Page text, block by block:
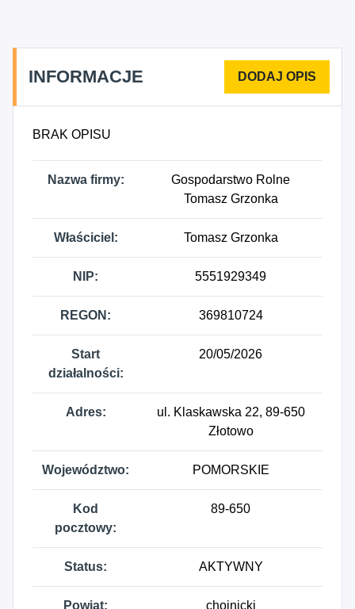
INFORMACJE
BRAK OPISU
Nazwa firmy:
Gospodarstwo Rolne
Tomasz Grzonka
Właściciel: Tomasz Grzonka
NIP: 5551929349
REGON: 369810724
Start
działalności:
20/05/2026
Adres:
ul. Klaskawska 22, 89-650
Złotowo
Województwo: POMORSKIE
Kod
pocztowy:
89-650
Status: AKTYWNY
Powiat: chojnicki